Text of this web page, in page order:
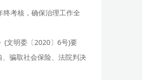
终考核，确保治理工作全
(文明委〔2020〕6号)要
骗取社会保险、法院判决